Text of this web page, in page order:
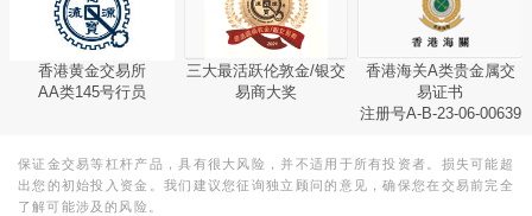
香港黄金交易所
AA类145号行员
三大最活跃伦敦金/银交
易商大奖
香港海关A类贵金属交
易证书
注册号A-B-23-06-00639
保证金交易等杠杆产品，具有很大风险，并不适用于所有投资者。损失可能超
出您的初始投入资金。我们建议您征询独立顾问的意见，确保您在交易前完全
了解可能涉及的风险。